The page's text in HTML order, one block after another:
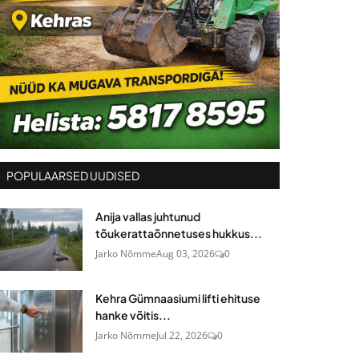
POPULAARSED UUDISED
Anija vallas juhtunud
tõukerattaõnnetuses hukkus...
Jarko NõmmeAug 03, 2026 0
Kehra Gümnaasiumi lifti ehituse
hanke võitis...
Jarko NõmmeJul 22, 2026 0